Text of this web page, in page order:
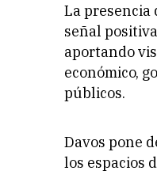
La presencia
señal
aportando
económico,
públicos.
Davos pone
los espacios